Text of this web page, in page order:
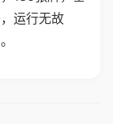
运行无故